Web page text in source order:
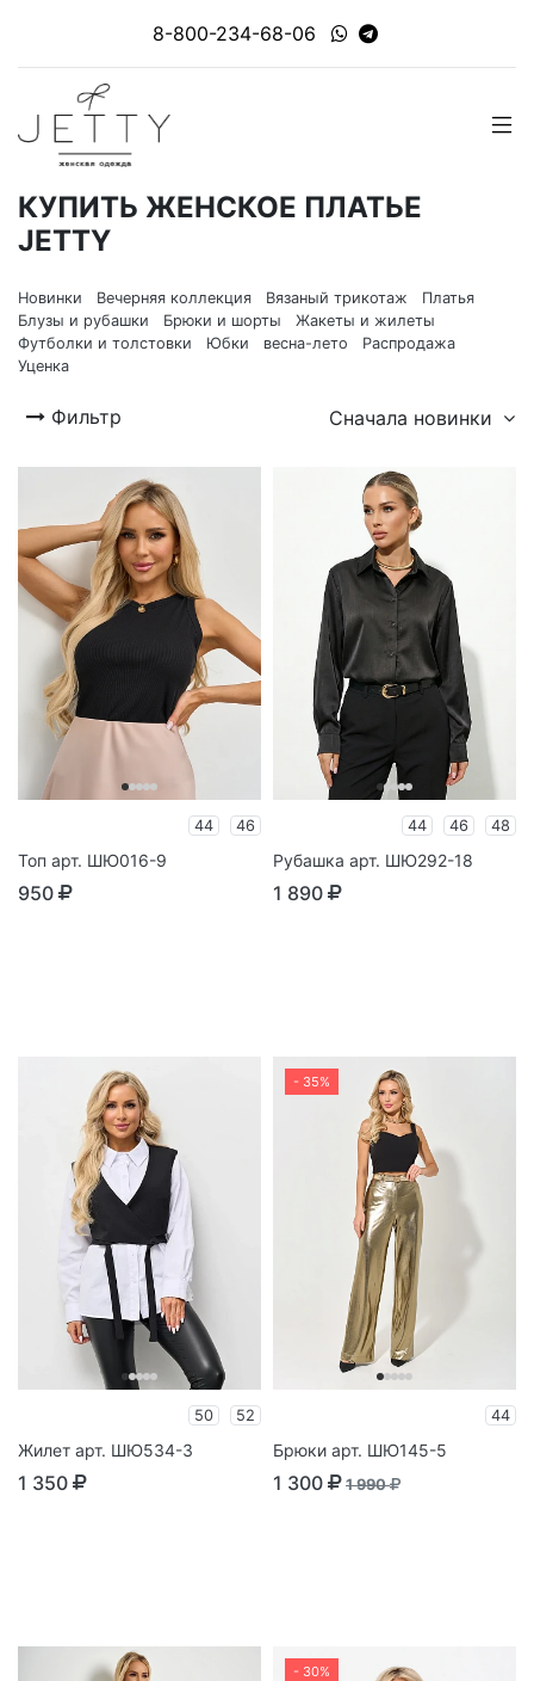
8-800-234-68-06
КУПИТЬ ЖЕНСКОЕ ПЛАТЬЕ
JETTY
Новинки Вечерняя коллекция Вязаный трикотаж
Платья
Блузы и рубашки
Брюки и шорты
Жакеты и жилеты
Футболки и толстовки
Юбки весна-лето
Распродажа
Уценка
Фильтр Сначала новинки
44 46
Топ арт. ШЮ016-9
950
44 46 48
Рубашка арт. ШЮ292-18
1 890
50 52
Жилет арт. ШЮ534-3
1 350
- 35%
44
Брюки арт. ШЮ145-5
1 300 1 990
- 30%